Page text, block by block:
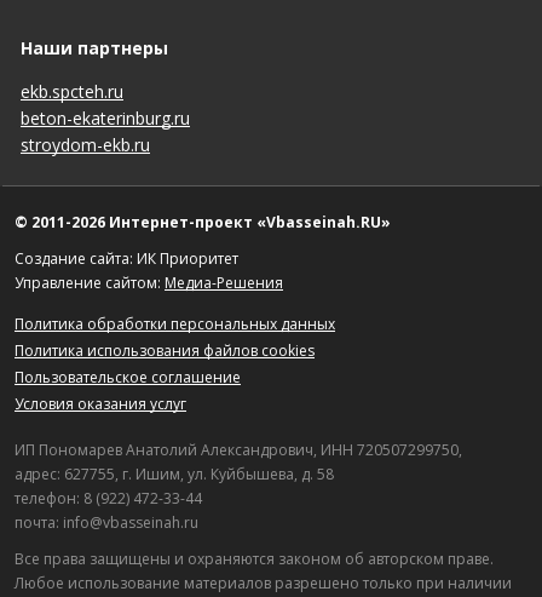
Наши партнеры
ekb.spcteh.ru
beton-ekaterinburg.ru
stroydom-ekb.ru
© 2011-2026 Интернет-проект «Vbasseinah.RU»
Создание сайта: ИК Приоритет
Управление сайтом: Медиа-Решения
Политика обработки персональных данных
Политика использования файлов cookies
Пользовательское соглашение
Условия оказания услуг
ИП Пономарев Анатолий Александрович, ИНН 720507299750,
адрес: 627755, г. Ишим, ул. Куйбышева, д. 58
телефон: 8 (922) 472-33-44
почта: info@vbasseinah.ru
Все права защищены и охраняются законом об авторском праве.
Любое использование материалов разрешено только при наличии